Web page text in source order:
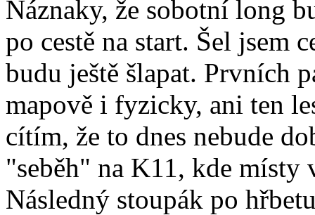
Náznaky, že sobotní long
po cestě na start. Šel jsem
budu ještě šlapat. Prvních
mapově i fyzicky, ani ten
cítím, že to dnes nebude
"seběh" na K11, kde místy
Následný stoupák po